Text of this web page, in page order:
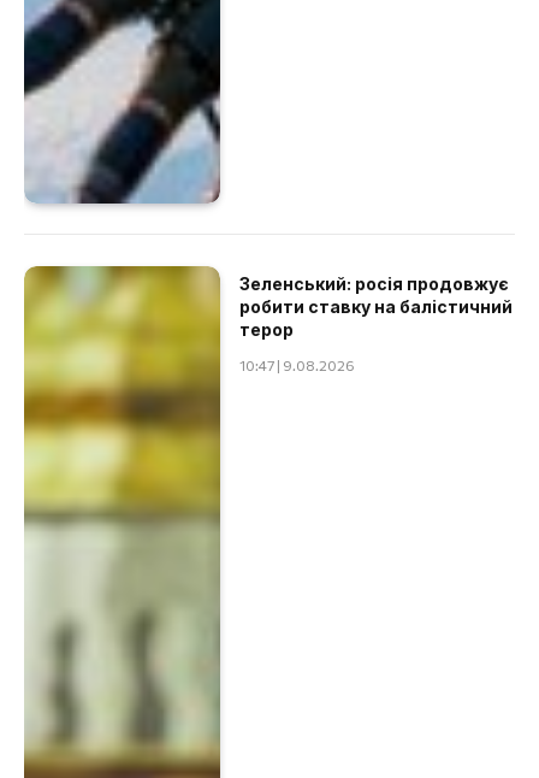
Зеленський: росія продовжує
робити ставку на балістичний
терор
10:47 | 9.08.2026